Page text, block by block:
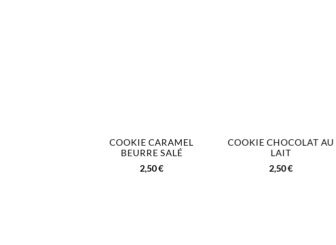
COOKIE CARAMEL
BEURRE SALÉ
2,50€
COOKIE CHOCOLAT AU
LAIT
2,50€